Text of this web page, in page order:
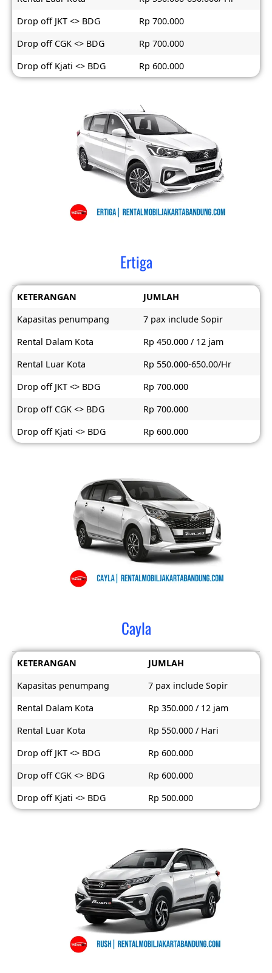
Drop off JKT <> BDG
Rp 700.000
Drop off CGK <> BDG
Rp 700.000
Drop off Kjati <> BDG
Rp 600.000
Ertiga
KETERANGAN
JUMLAH
Kapasitas penumpang
7 pax include Sopir
Rental Dalam Kota
Rp 450.000 / 12 jam
Rental Luar Kota
Rp 550.000-650.00/Hr
Drop off JKT <> BDG
Rp 700.000
Drop off CGK <> BDG
Rp 700.000
Drop off Kjati <> BDG
Rp 600.000
Cayla
KETERANGAN
JUMLAH
Kapasitas penumpang
7 pax include Sopir
Rental Dalam Kota
Rp 350.000 / 12 jam
Rental Luar Kota
Rp 550.000 / Hari
Drop off JKT <> BDG
Rp 600.000
Drop off CGK <> BDG
Rp 600.000
Drop off Kjati <> BDG
Rp 500.000